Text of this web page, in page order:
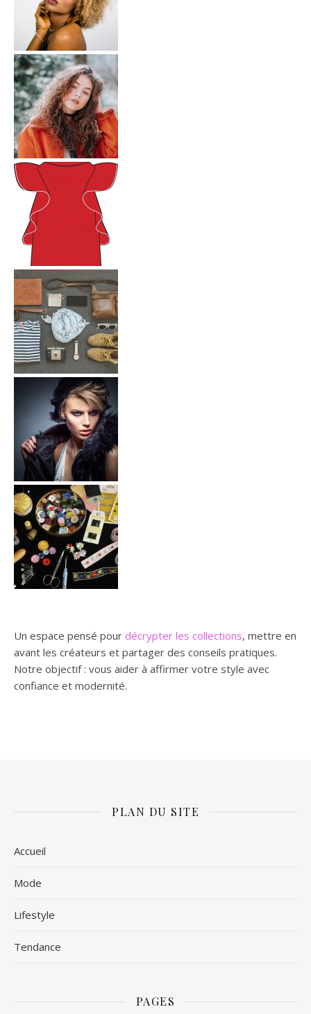
Un espace pensé pour décrypter les collections, mettre en
avant les créateurs et partager des conseils pratiques.
Notre objectif : vous aider à affirmer votre style avec
confiance et modernité.
PLAN DU SITE
Accueil
Mode
Lifestyle
Tendance
PAGES